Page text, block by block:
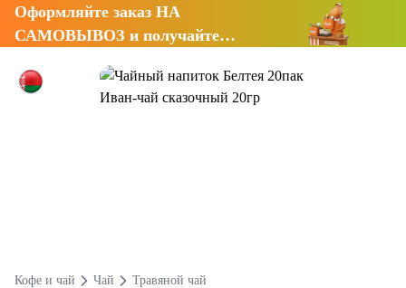
Оформляйте заказ НА
САМОВЫВОЗ и получайте
Кофе и чай Чай Травяной чай